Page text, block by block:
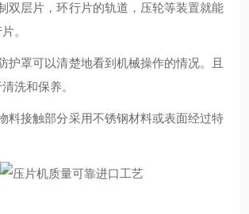
层片，环行片的轨道，压轮等装置就能
。
罩可以清楚地看到机械操作的情况。且
洗和保养。
接触部分采用不锈钢材料或表面经过特